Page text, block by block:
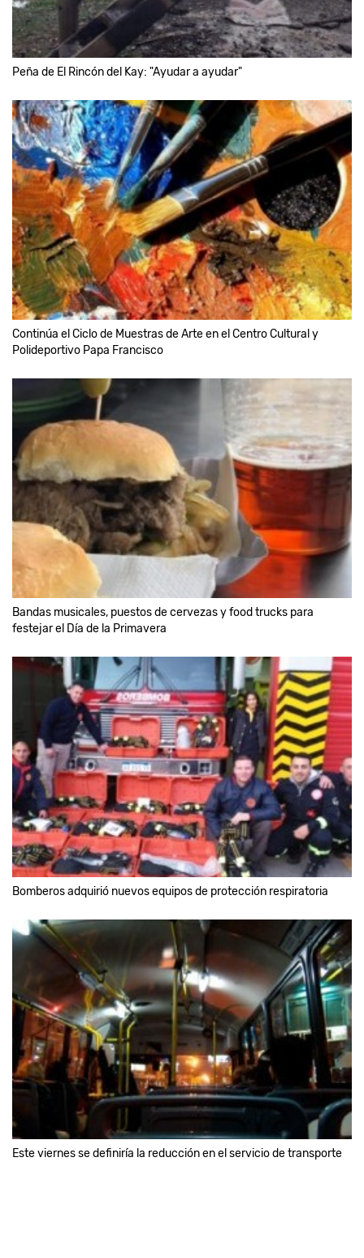
Peña de El Rincón del Kay: "Ayudar a ayudar"
Continúa el Ciclo de Muestras de Arte en el Centro Cultural y
Polideportivo Papa Francisco
Bandas musicales, puestos de cervezas y food trucks para
festejar el Día de la Primavera
Bomberos adquirió nuevos equipos de protección respiratoria
Este viernes se definiría la reducción en el servicio de transporte